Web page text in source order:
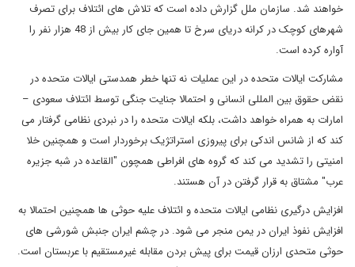
خواهند شد. سازمان ملل گزارش داده است که تلاش های ائتلاف برای تصرف
شهرهای کوچک در کرانه دریای سرخ تا همین جای کار بیش از 48 هزار نفر را
آواره کرده است.
مشارکت ایالات متحده در این عملیات نه تنها خطر همدستی ایالات متحده در
نقض حقوق بین المللی انسانی و احتمالا جنایت جنگی توسط ائتلاف سعودی –
امارات به همراه خواهد داشت، بلکه ایالات متحده را در نبردی نظامی گرفتار می
کند که از شانس اندکی برای پیروزی استراتژیک برخوردار است و همچنین خلا
امنیتی را تشدید می کند که گروه های افراطی همچون "القاعده در شبه جزیره
عرب" مشتاق به قرار گرفتن در آن هستند.
افزایش درگیری نظامی ایالات متحده و ائتلاف علیه حوثی ها همچنین احتمالا به
افزایش نفوذ ایران در یمن منجر می شود. در چشم ایران جنبش شورشی های
حوثی متحدی ارزان قیمت برای پیش بردن مقابله غیرمستقیم با عربستان است.